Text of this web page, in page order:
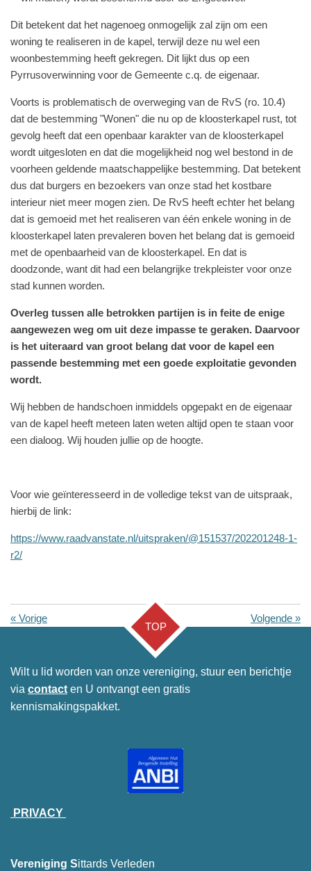
Dit betekent dat het nagenoeg onmogelijk zal zijn om een
woning te realiseren in de kapel, terwijl deze nu wel een
woonbestemming heeft gekregen. Dit lijkt dus op een
Pyrrusoverwinning voor de Gemeente c.q. de eigenaar.
Voorts is problematisch de overweging van de RvS (ro. 10.4)
dat de bestemming "Wonen" die nu op de kloosterkapel rust, tot
gevolg heeft dat een openbaar karakter van de kloosterkapel
wordt uitgesloten en dat die mogelijkheid nog wel bestond in de
voorheen geldende maatschappelijke bestemming. Dat betekent
dus dat burgers en bezoekers van onze stad het kostbare
interieur niet meer mogen zien. De RvS heeft echter het belang
dat is gemoeid met het realiseren van één enkele woning in de
kloosterkapel laten prevaleren boven het belang dat is gemoeid
met de openbaarheid van de kloosterkapel. En dat is
doodzonde, want dit had een belangrijke trekpleister voor onze
stad kunnen worden.
Overleg tussen alle betrokken partijen is in feite de enige
aangewezen weg om uit deze impasse te geraken. Daarvoor
is het uiteraard van groot belang dat voor de kapel een
passende bestemming met een goede exploitatie gevonden
wordt.
Wij hebben de handschoen inmiddels opgepakt en de eigenaar
van de kapel heeft meteen laten weten altijd open te staan voor
een dialoog. Wij houden jullie op de hoogte.
Voor wie geïnteresseerd in de volledige tekst van de uitspraak,
hierbij de link:
https://www.raadvanstate.nl/uitspraken/@151537/202201248-1-
r2/
« Vorige Volgende »
TOP
Wilt u lid worden van onze vereniging, stuur een berichtje
via contact en U ontvangt een gratis
kennismakingspakket.
PRIVACY
Vereniging Sittards Verleden